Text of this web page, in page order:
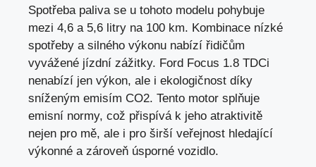
Spotřeba paliva se u tohoto modelu pohybuje
mezi 4,6 a 5,6 litry na 100 km. Kombinace nízké
spotřeby a silného výkonu nabízí řidičům
vyvážené jízdní zážitky. Ford Focus 1.8 TDCi
nenabízí jen výkon, ale i ekologičnost díky
sníženým emisím CO2. Tento motor splňuje
emisní normy, což přispívá k jeho atraktivitě
nejen pro mě, ale i pro širší veřejnost hledající
výkonné a zároveň úsporné vozidlo.